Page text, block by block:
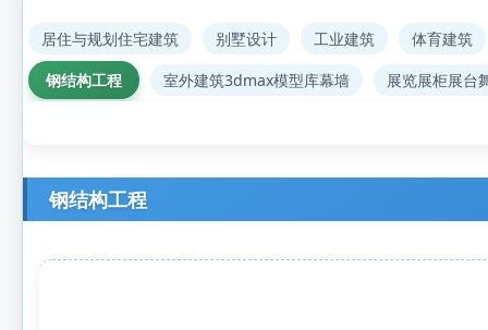
居住与规划住宅建筑 别墅设计 工业建筑
体育建筑
钢结构工程
室外建筑3dmax模型库幕墙 展览展柜展台
钢结构工程